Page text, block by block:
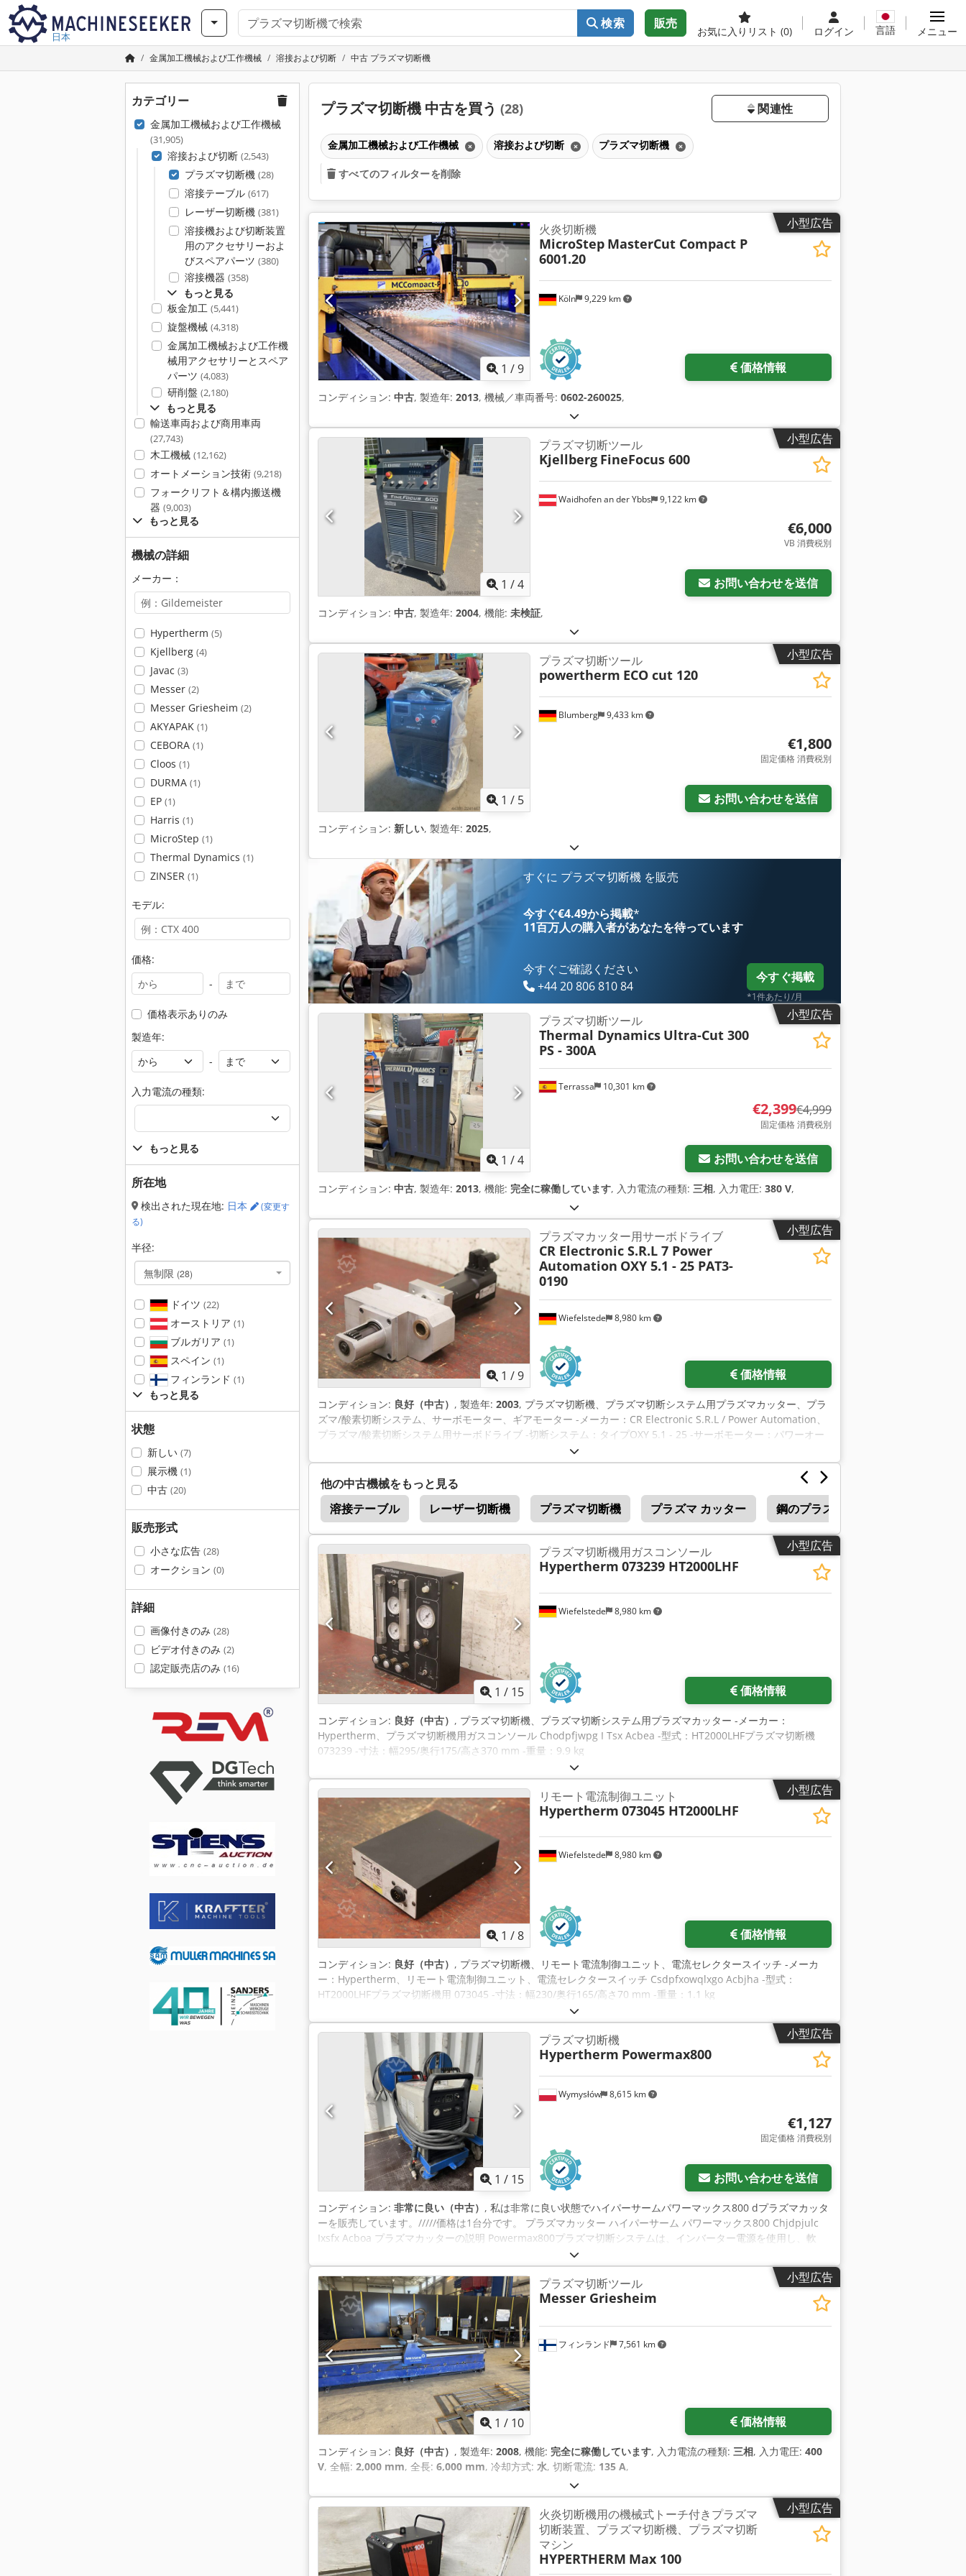
日本
検索 販売
お気に入りリスト (0) ログイン 言語 メニュー
金属加工機械および工作機械 溶接および切断 中古 プラズマ切断機
カテゴリー
金属加工機械および工作機械
(31,905)
溶接および切断 (2,543)
プラズマ切断機 (28)
溶接テーブル (617)
レーザー切断機 (381)
溶接機および切断装置
用のアクセサリーおよ
びスペアパーツ (380)
溶接機器 (358)
もっと見る
板金加工 (5,441)
旋盤機械 (4,318)
金属加工機械および工作機
械用アクセサリーとスペア
パーツ (4,083)
研削盤 (2,180)
もっと見る
輸送車両および商用車両
(27,743)
木工機械 (12,162)
オートメーション技術 (9,218)
フォークリフト＆構内搬送機
器 (9,003)
もっと見る
機械の詳細
メーカー：
Hypertherm (5)
Kjellberg (4)
Javac (3)
Messer (2)
Messer Griesheim (2)
AKYAPAK (1)
CEBORA (1)
Cloos (1)
DURMA (1)
EP (1)
Harris (1)
MicroStep (1)
Thermal Dynamics (1)
ZINSER (1)
モデル:
価格:
-
価格表示ありのみ
製造年:
-
入力電流の種類:
もっと見る
所在地
検出された現在地: 日本
(変更す
る)
半径:
無制限 (28)
ドイツ (22)
オーストリア (1)
ブルガリア (1)
スペイン (1)
フィンランド (1)
もっと見る
状態
新しい (7)
展示機 (1)
中古 (20)
販売形式
小さな広告 (28)
オークション (0)
詳細
画像付きのみ (28)
ビデオ付きのみ (2)
認定販売店のみ (16)
プラズマ切断機 中古を買う (28) 関連性
金属加工機械および工作機械 溶接および切断 プラズマ切断機
すべてのフィルターを削除
小型広告
1 /9
Köln 9,229 km
火炎切断機
MicroStep MasterCut Compact P
6001.20
価格情報
コンディション: 中古, 製造年: 2013, 機械／車両番号: 0602-260025,
小型広告
1 /4
Waidhofen an der Ybbs 9,122 km
プラズマ切断ツール
Kjellberg FineFocus 600
€6,000
VB 消費税別
お問い合わせを送信
コンディション: 中古, 製造年: 2004, 機能: 未検証,
小型広告
1 / 5
Blumberg 9,433 km
プラズマ切断ツール
powertherm ECO cut 120
€1,800
固定価格 消費税別
お問い合わせを送信
コンディション: 新しい, 製造年: 2025,
すぐに プラズマ切断機 を販売
今すぐ€4.49から掲載*
11百万人の購入者があなたを待っています
今すぐご確認ください
+44 20 806 810 84
今すぐ掲載
*1件あたり/月
小型広告
1 /4
Terrassa 10,301 km
プラズマ切断ツール
Thermal Dynamics Ultra-Cut 300
PS - 300A
€2,399€4,999
固定価格 消費税別
お問い合わせを送信
コンディション: 中古, 製造年: 2013, 機能: 完全に稼働しています, 入力電流の種類: 三相, 入力電圧: 380 V,
小型広告
1 /9
Wiefelstede 8,980 km
プラズマカッター用サーボドライブ
CR Electronic S.R.L 7 Power
Automation OXY 5.1 - 25 PAT3-
0190
価格情報
コンディション: 良好（中古） , 製造年: 2003, プラズマ切断機、プラズマ切断システム用プラズマカッター、プラ
ズマ/酸素切断システム、サーボモーター、ギアモーター -メーカー：CR Electronic S.R.L / Power Automation、
プラズマ/酸素切断システム用サーボドライブ -切断システム：タイプOXY 5.1 - 25 -サーボモーター：パワーオー
トメーションタイプPAT3B-S4-SRM50 -個々のコンポーネント：写真をご覧ください -数: 2xドライブユニット使用
可能 -価格: 1個あたり -寸法：475/240/H140mm -重量: 12.4 kg/個 Chedpfewkqmiex Acbea
他の中古機械をもっと見る
溶接テーブル
レーザー切断機 プラズマ切断機 プラズマ カッター 鋼のプラズマ カッター
結束 ツール ツール の 設定
小型広告
1 / 15
Wiefelstede 8,980 km
プラズマ切断機用ガスコンソール
Hypertherm 073239 HT2000LHF
価格情報
コンディション: 良好（中古） , プラズマ切断機、プラズマ切断システム用プラズマカッター -メーカー：
Hypertherm、プラズマ切断機用ガスコンソール Chodpfjwpg I Tsx Acbea -型式：HT2000LHFプラズマ切断機
073239 -寸法：幅295/奥行175/高さ370 mm -重量：9.9 kg
小型広告
1 /8
Wiefelstede 8,980 km
リモート電流制御ユニット
Hypertherm 073045 HT2000LHF
価格情報
コンディション: 良好（中古） , プラズマ切断機、リモート電流制御ユニット、電流セレクタースイッチ -メーカ
ー：Hypertherm、リモート電流制御ユニット、電流セレクタースイッチ Csdpfxowqlxgo Acbjha -型式：
HT2000LHFプラズマ切断機用 073045 -寸法：幅230/奥行165/高さ70 mm -重量：1.1 kg
小型広告
1 / 15
Wymysłów 8,615 km
プラズマ切断機
Hypertherm Powermax800
€1,127
固定価格 消費税別
お問い合わせを送信
コンディション: 非常に良い（中古） , 私は非常に良い状態でハイパーサームパワーマックス800 dプラズマカッタ
ーを販売しています。/////価格は1台分です。 プラズマカッター ハイパーサーム パワーマックス800 Chjdpjulc
Ixsfx Acboa プラズマカッターの説明 Powermax800プラズマ切断システムは、インバーター電源を使用し、軟
鋼、ステンレス鋼、アルミニウム、その他の金属の優れた切 断と刳り抜きのための滑らかな直流出力電圧を提供
します。Powermax800の電源は、20から50アンペアまで変化する一定の出力電 流を供給し、最大1/2インチ（12
mm）までのすべての金属厚に最適な性能を提供します。50アンペアでは、Powermax800は厚さ3/4インチ（20
mm）までの金属を切断でき、厚さ1インチ（25 mm）までの金属を切断できます。
小型広告
1 / 10
フィンランド 7,561 km
プラズマ切断ツール
Messer Griesheim
価格情報
コンディション: 良好（中古） , 製造年: 2008, 機能: 完全に稼働しています, 入力電流の種類: 三相, 入力電圧: 400
V, 全幅: 2,000 mm, 全長: 6,000 mm, 冷却方式: 水, 切断電流: 135 A,
小型広告
火炎切断機用の機械式トーチ付きプラズマ
切断装置、プラズマ切断機、プラズマ切断
マシン
HYPERTHERM Max 100